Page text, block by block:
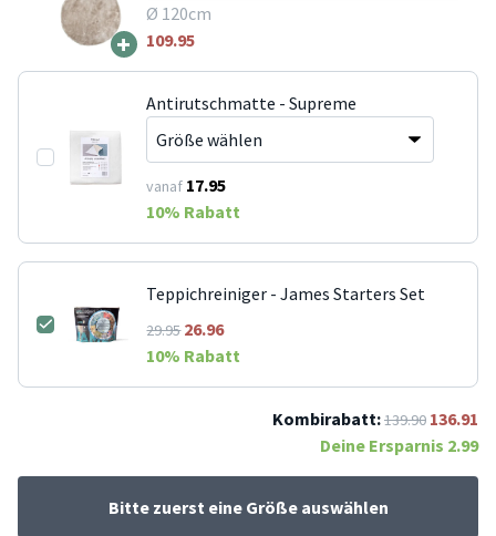
+
Ø 120cm
109.95
Antirutschmatte - Supreme
vanaf 17.95
10% Rabatt
Teppichreiniger - James Starters Set
29.9526.96
10% Rabatt
Kombirabatt:139.90 136.91
Deine Ersparnis 2.99
Bitte zuerst eine Größe auswählen